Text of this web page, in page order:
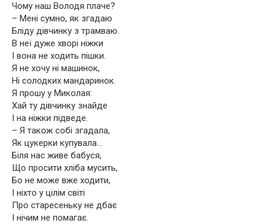
Чому наш Володя плаче?
– Мені сумно, як згадаю
Бліду дівчинку з трамваю.
В неї дуже хворі ніжки
І вона не ходить пішки.
Я не хочу ні машинок,
Ні солодких мандаринок.
Я прошу у Миколая:
Хай ту дівчинку знайде
І на ніжки підведе.
– Я також собі згадала,
Як цукерки купувала…
Біля нас живе бабуся,
Що просити хліба мусить,
Бо не може вже ходити,
І ніхто у цілім світі
Про старесеньку не дбає
І нічим не помагає.